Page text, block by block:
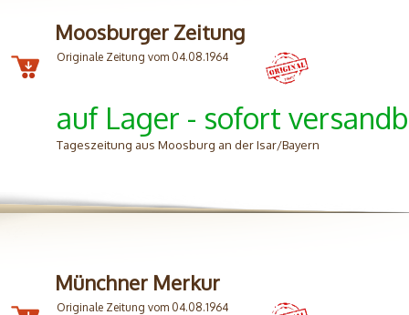
Moosburger Zeitung
Originale Zeitung vom 04.08.1964
auf Lager - sofort
Tageszeitung aus Moosburg an der Isar/Bayern
Münchner Merkur
Originale Zeitung vom 04.08.1964